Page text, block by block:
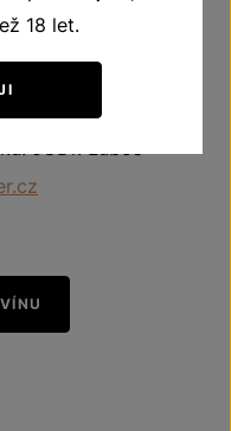
vína zažili. Za
ani vědci,
Jak říká
18 let.